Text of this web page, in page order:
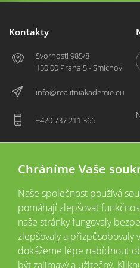
Kontakty
Svornosti 985/8
150 00 Praha 5 - Smíchov
info@realitniakademie.eu
+420 737 211 366
2026 © Copyright
Tyto webové stránky jsou provozovány
Chráníme Vaše
Naše společnost používá
pomáhají zlepšovat
naše stránky fungovaly
zlepšovaly a přizpůsobovaly
dokážeme lépe nabídnout
být zajímavý a užitečný.